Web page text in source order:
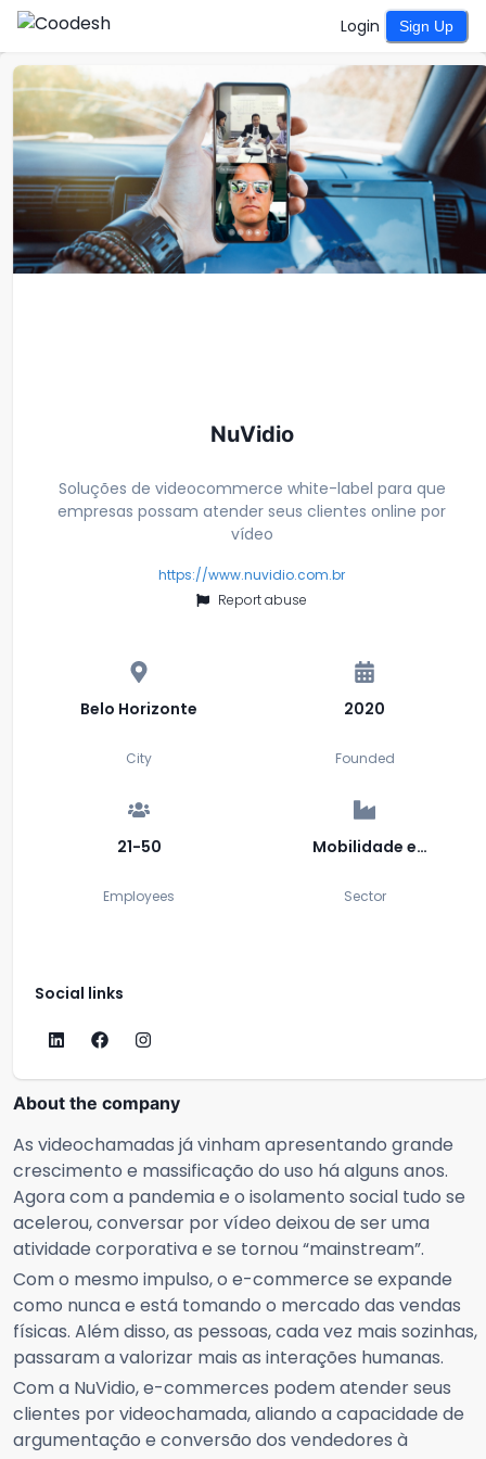
Login Sign Up
NuVidio
Soluções de videocommerce white-label para que
empresas possam atender seus clientes online por
vídeo
https://www.nuvidio.com.br
Report abuse
Belo Horizonte
City
2020
Founded
21-50
Employees
Mobilidade e
Sector
Social links
About the company
As videochamadas já vinham apresentando grande
crescimento e massificação do uso há alguns anos.
Agora com a pandemia e o isolamento social tudo se
acelerou, conversar por vídeo deixou de ser uma
atividade corporativa e se tornou “mainstream”.
Com o mesmo impulso, o e-commerce se expande
como nunca e está tomando o mercado das vendas
físicas. Além disso, as pessoas, cada vez mais sozinhas,
passaram a valorizar mais as interações humanas.
Com a NuVidio, e-commerces podem atender seus
clientes por videochamada, aliando a capacidade de
argumentação e conversão dos vendedores à